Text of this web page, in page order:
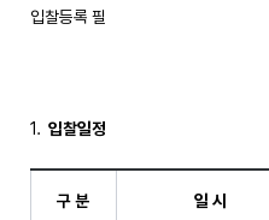
입찰등록 필
입찰일정
구 분 일 시